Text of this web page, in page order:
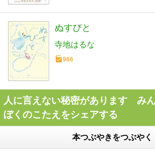
ぬすびと
寺地はるな
966
人に言えない秘密があります み
ぼくのこたえをシェアする
本つぶやきをつぶやく